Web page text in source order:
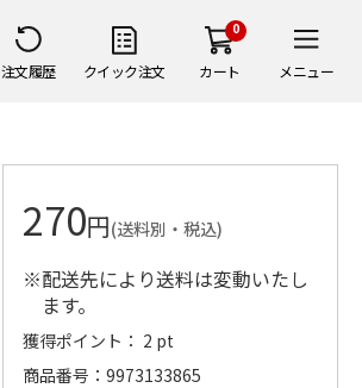
注文履歴 クイック注文
0
カート メニュー
270円(送料別・税込)
※配送先により送料は変動いたし
ます。
獲得ポイント： 2 pt
商品番号
9973133865